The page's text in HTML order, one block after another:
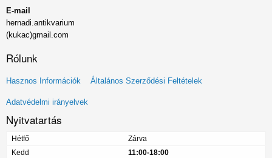
E-mail
hernadi.antikvarium
(kukac)gmail.com
Rólunk
Lábléc
menü
Hasznos Információk Általános Szerződési Feltételek
Adatvédelmi irányelvek
Nyitvatartás
Hétfő
Zárva
Kedd
11:00-18:00